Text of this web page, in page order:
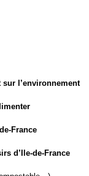
sur l’environnement
France
d’Ile-de-France